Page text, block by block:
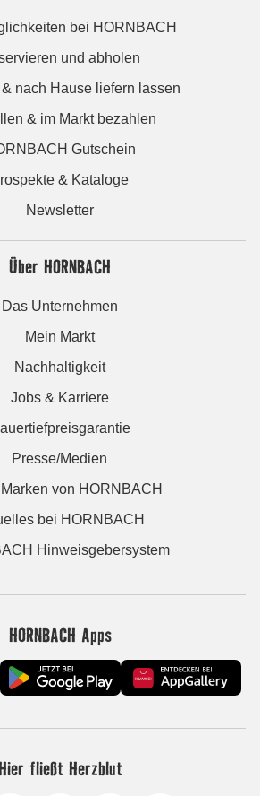
bei HORNBACH
und abholen
nach Hause liefern lassen
& im Markt bezahlen
Gutschein
& Kataloge
Newsletter
Über HORNBACH
Das Unternehmen
Mein Markt
Nachhaltigkeit
Jobs & Karriere
Presse/Medien
von HORNBACH
bei HORNBACH
Hinweisgebersystem
HORNBACH Apps
fließt Herzblut